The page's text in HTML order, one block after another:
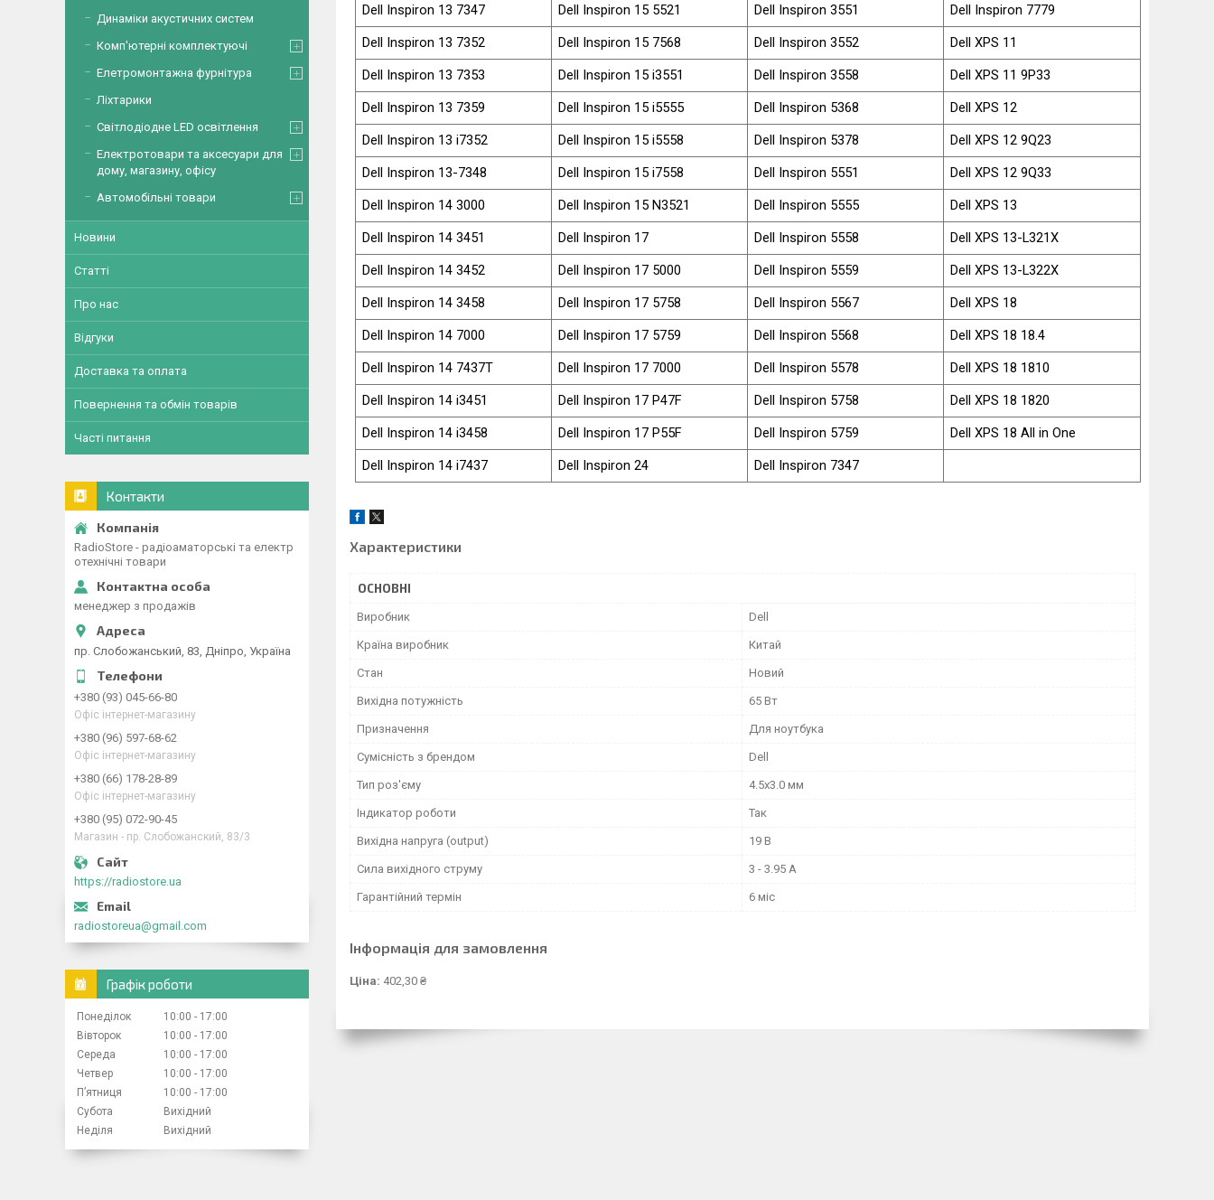
Dell Inspiron 13 7347
Dell Inspiron 15 5521 Dell Inspiron 3551
Dell Inspiron 7779
Dell Inspiron 13 7352
Dell Inspiron 15 7568 Dell Inspiron 3552
Dell XPS 11
Dell Inspiron 13 7353
Dell Inspiron 15 i3551 Dell Inspiron 3558
Dell XPS 11 9P33
Dell Inspiron 13 7359
Dell Inspiron 15 i5555 Dell Inspiron 5368
Dell XPS 12
Dell Inspiron 13 i7352
Dell Inspiron 15 i5558 Dell Inspiron 5378
Dell XPS 12 9Q23
Dell Inspiron 13-7348
Dell Inspiron 15 i7558 Dell Inspiron 5551
Dell XPS 12 9Q33
Dell Inspiron 14 3000
Dell Inspiron 15 N3521 Dell Inspiron 5555
Dell XPS 13
Dell Inspiron 14 3451
Dell Inspiron 17 Dell Inspiron 5558
Dell XPS 13-L321X
Dell Inspiron 14 3452
Dell Inspiron 17 5000 Dell Inspiron 5559
Dell XPS 13-L322X
Dell Inspiron 14 3458
Dell Inspiron 17 5758 Dell Inspiron 5567
Dell XPS 18
Dell Inspiron 14 7000
Dell Inspiron 17 5759 Dell Inspiron 5568
Dell XPS 18 18.4
Dell Inspiron 14 7437T
Dell Inspiron 17 7000 Dell Inspiron 5578
Dell XPS 18 1810
Dell Inspiron 14 i3451
Dell Inspiron 17 P47F Dell Inspiron 5758
Dell XPS 18 1820
Dell Inspiron 14 i3458
Dell Inspiron 17 P55F Dell Inspiron 5759
Dell XPS 18 All in One
Dell Inspiron 14 i7437
Dell Inspiron 24 Dell Inspiron 7347
Характеристики
ОСНОВНІ
Виробник Dell
Країна виробник Китай
Стан Новий
Вихідна потужність 65 Вт
Призначення Для ноутбука
Сумісність з брендом Dell
Тип роз'єму 4.5x3.0 мм
Індикатор роботи Так
Вихідна напруга (output) 19 В
Сила вихідного струму 3 - 3.95 А
Гарантійний термін 6 міс
Інформація для замовлення
Ціна: 402,30 ₴
Динаміки акустичних систем
Комп'ютерні комплектуючі
Елетромонтажна фурнітура
Ліхтарики
Світлодіодне LED освітлення
Електротовари та аксесуари для
дому, магазину, офісу
Автомобільні товари
Новини
Статті
Про нас
Відгуки
Доставка та оплата
Повернення та обмін товарів
Часті питання
Контакти
RadioStore - радіоаматорські та електр
отехнічні товари
менеджер з продажів
пр. Слобожанський, 83, Дніпро, Україна
+380 (93) 045-66-80
Офіс інтернет-магазину
+380 (96) 597-68-62
Офіс інтернет-магазину
+380 (66) 178-28-89
Офіс інтернет-магазину
+380 (95) 072-90-45
Магазин - пр. Слобожанский, 83/3
https://radiostore.ua
radiostoreua@gmail.com
Графік роботи
Понеділок 10:00
17:00
Вівторок
10:00
17:00
Середа
10:00
17:00
Четвер
10:00
17:00
Пʼятниця
10:00
17:00
Субота
Вихідний
Неділя
Вихідний